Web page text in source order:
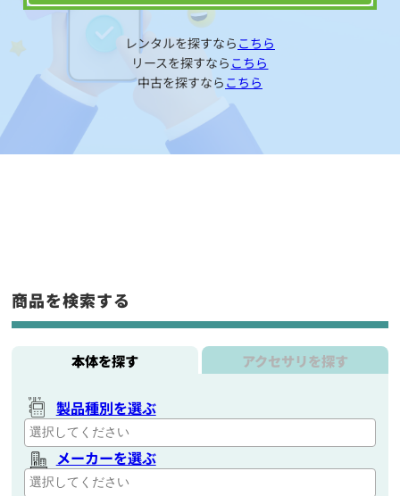
レンタルを探すなら こちら
リースを探すなら こちら
中古を探すなら こちら
商品を検索する
本体を探す アクセサリを探す
製品種別を選ぶ
メーカーを選ぶ